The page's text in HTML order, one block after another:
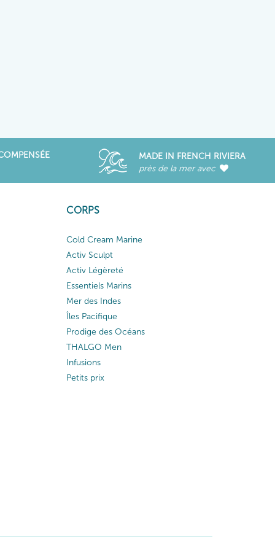
MADE IN FRENCH RIVIERA
près de la mer avec
CORPS
Cold Cream Marine
Activ Sculpt
Activ Légèreté
Essentiels Marins
Mer des Indes
Îles Pacifique
Prodige des Océans
THALGO Men
Infusions
Petits prix